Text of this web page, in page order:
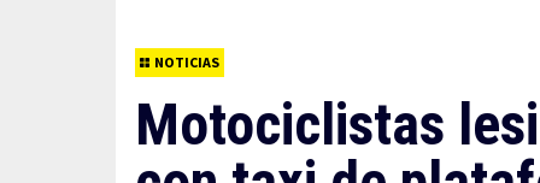
NOTICIAS
Motociclistas